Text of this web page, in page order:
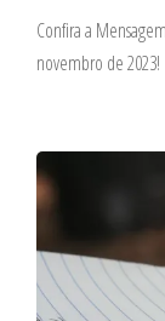
Confira a
novembro de 2023!